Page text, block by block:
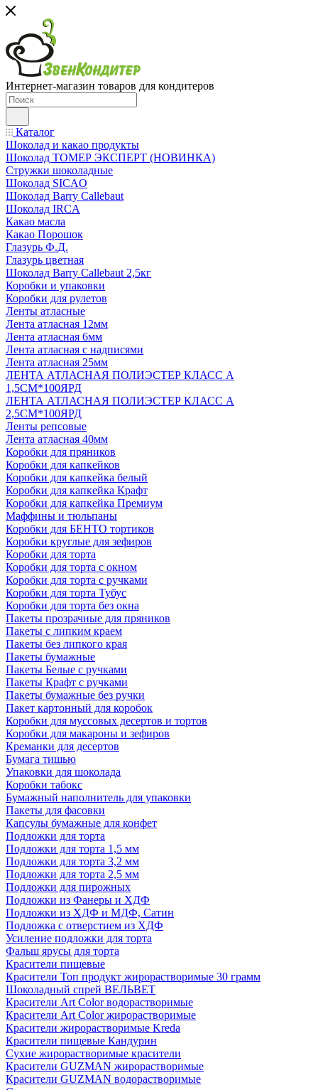
Интернет-магазин товаров для кондитеров
Каталог
Шоколад и какао продукты
Шоколад ТОМЕР ЭКСПЕРТ (НОВИНКА)
Стружки шоколадные
Шоколад SICAO
Шоколад Barry Callebaut
Шоколад IRCA
Какао масла
Какао Порошок
Глазурь Ф.Д.
Глазурь цветная
Шоколад Barry Callebaut 2,5кг
Коробки и упаковки
Коробки для рулетов
Ленты атласные
Лента атласная 12мм
Лента атласная 6мм
Лента атласная с надписями
Лента атласная 25мм
ЛЕНТА АТЛАСНАЯ ПОЛИЭСТЕР КЛАСС А
1,5СМ*100ЯРД
ЛЕНТА АТЛАСНАЯ ПОЛИЭСТЕР КЛАСС А
2,5СМ*100ЯРД
Ленты репсовые
Лента атласная 40мм
Коробки для пряников
Коробки для капкейков
Коробки для капкейка белый
Коробки для капкейка Крафт
Коробки для капкейка Премиум
Маффины и тюльпаны
Коробки для БЕНТО тортиков
Коробки круглые для зефиров
Коробки для торта
Коробки для торта с окном
Коробки для торта с ручками
Коробки для торта Тубус
Коробки для торта без окна
Пакеты прозрачные для пряников
Пакеты с липким краем
Пакеты без липкого края
Пакеты бумажные
Пакеты Белые с ручками
Пакеты Крафт с ручками
Пакеты бумажные без ручки
Пакет картонный для коробок
Коробки для муссовых десертов и тортов
Коробки для макароны и зефиров
Креманки для десертов
Бумага тишью
Упаковки для шоколада
Коробки табокс
Бумажный наполнитель для упаковки
Пакеты для фасовки
Капсулы бумажные для конфет
Подложки для торта
Подложки для торта 1,5 мм
Подложки для торта 3,2 мм
Подложки для торта 2,5 мм
Подложки для пирожных
Подложки из Фанеры и ХДФ
Подложки из ХДФ и МДФ, Сатин
Подложка с отверстием из ХДФ
Усиление подложки для торта
Фальш ярусы для торта
Красители пищевые
Красители Топ продукт жирорастворимые 30 грамм
Шоколадный спрей ВЕЛЬВЕТ
Красители Art Color водорастворимые
Красители Art Color жирорастворимые
Красители жирорастворимые Kreda
Красители пищевые Кандурин
Сухие жирорастворимые красители
Красители GUZMAN жирорастворимые
Красители GUZMAN водорастворимые